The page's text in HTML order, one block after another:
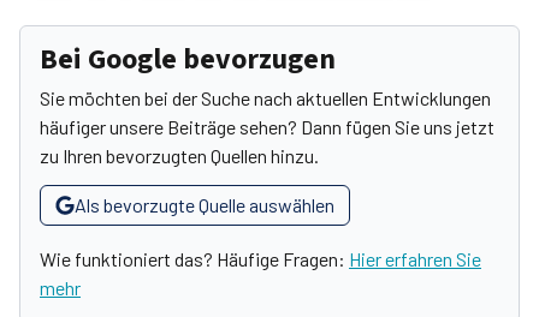
Bei Google bevorzugen
Sie möchten bei der Suche nach aktuellen Entwicklungen
häufiger unsere Beiträge sehen? Dann fügen Sie uns jetzt
zu Ihren bevorzugten Quellen hinzu.
Als bevorzugte Quelle auswählen
Wie funktioniert das? Häufige Fragen: Hier erfahren Sie
mehr